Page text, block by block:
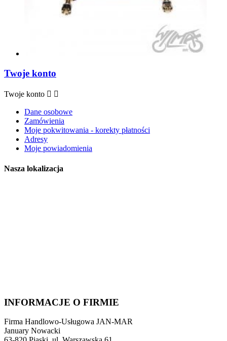
Twoje konto
Twoje konto  
Dane osobowe
Zamówienia
Moje pokwitowania - korekty płatności
Adresy
Moje powiadomienia
Nasza lokalizacja
INFORMACJE O FIRMIE
Firma Handlowo-Usługowa JAN-MAR
January Nowacki